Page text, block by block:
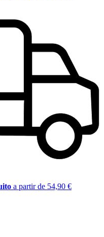
a partir de 54,90 €